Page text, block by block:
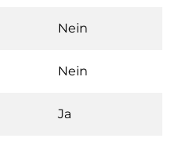
Nein
Nein
Ja